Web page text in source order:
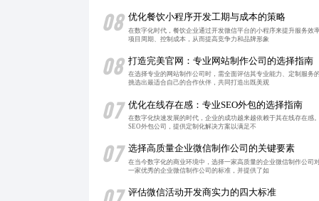
08 优化餐饮小程序开发工期与成本的策略
在数字化时代，餐饮企业通过开发微信平台的小程序来提升服务
项目周期、控制成本，从而提高竞争力和品牌形象
08 打造完美官网：专业网站制作公司的选择指南
在选择专业的网站制作公司时，需全面评估其专业能力、定制服
挑选出最适合自己的合作伙伴，共同打造出既美观
07 优化在线存在感：专业SEO外包的选择指南
在数字化快速发展的时代，企业的成功越来越依赖于其在线存在
SEO外包公司，提供定制化解决方案以满足不
07 选择高质量企业微信制作公司的关键要素
在当今数字化的商业环境中，选择一家高质量的企业微信制作公
一家优秀的企业微信制作公司的标准，并提供了如
评估微信活动开发商实力的四大标准